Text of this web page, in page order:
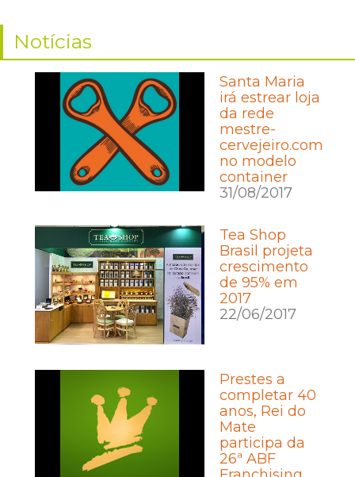
Notícias
Santa Maria
irá estrear loja
da rede
mestre-
cervejeiro.com
no modelo
container
31/08/2017
Tea Shop
Brasil projeta
crescimento
de 95% em
2017
22/06/2017
Prestes a
completar 40
anos, Rei do
Mate
participa da
26ª ABF